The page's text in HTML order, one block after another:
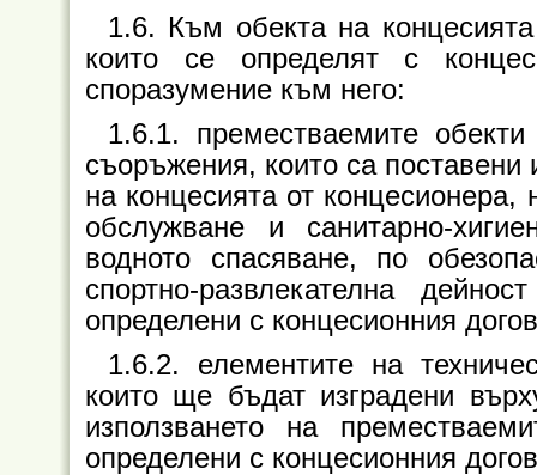
1.6. Към обекта на
които се определят с
споразумение към него:
1.6.1. преместваемите
съоръжения, които са
на концесията от
обслужване и санитарно-
водното спасяване, по
спортно-развлекателна
определени с концесионния
1.6.2. елементите на
които ще бъдат изградени
използването на
определени с концесионния